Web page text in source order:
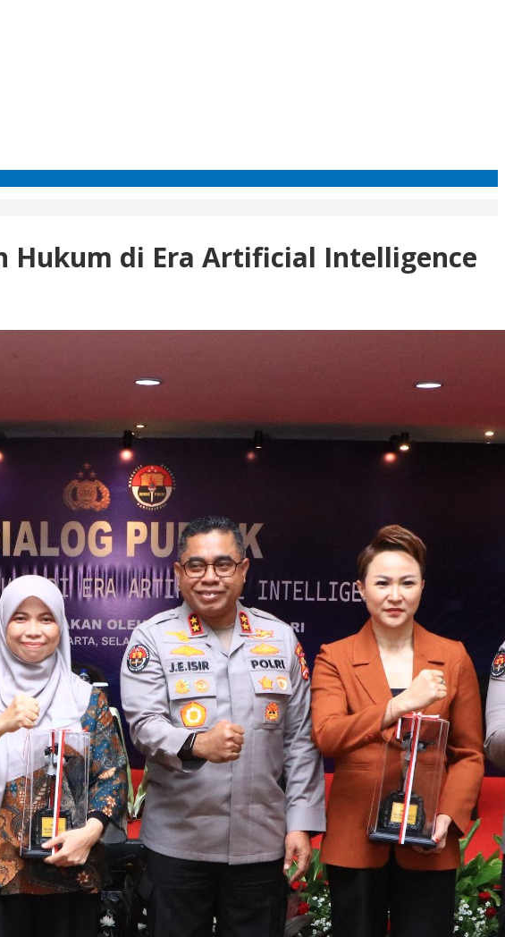
Hukum di Era Artificial Intelligence